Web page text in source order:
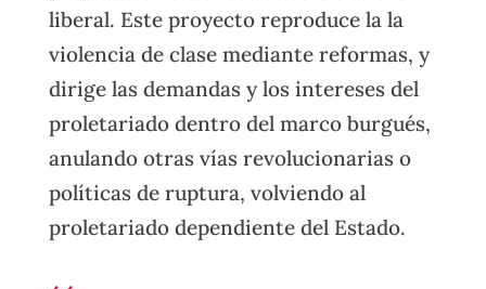
liberal. Este proyecto reproduce la la
violencia de clase mediante reformas, y
dirige las demandas y los intereses del
proletariado dentro del marco burgués,
anulando otras vías revolucionarias o
políticas de ruptura, volviendo al
proletariado dependiente del Estado.